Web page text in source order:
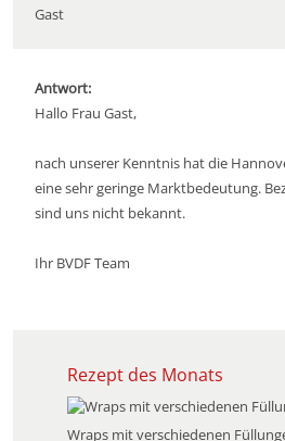
Gast
Antwort:
Hallo Frau Gast,
nach unserer Kenntnis hat die
eine sehr geringe Marktbedeutung.
sind uns nicht bekannt.
Ihr BVDF Team
Rezept des Monats
Wraps mit verschiedenen